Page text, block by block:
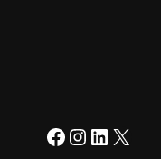
Facebook Instagram LinkedIn X